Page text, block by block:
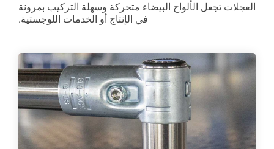
العجلات تجعل الألواح البيضاء متحركة وسهلة التركيب بمرونة
في الإنتاج أو الخدمات اللوجستية.